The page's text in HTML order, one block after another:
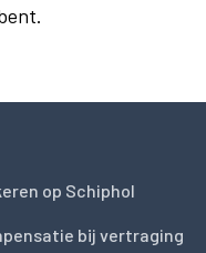
op Schiphol
bij vertraging